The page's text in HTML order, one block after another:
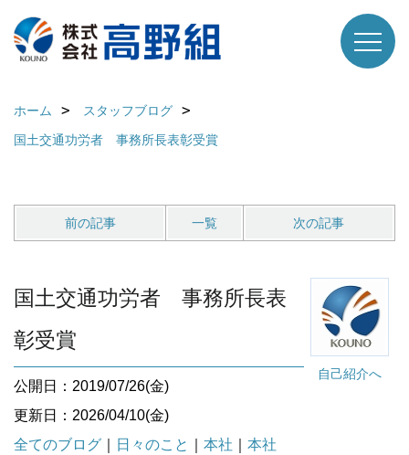
ホーム
スタッフブログ
国土交通功労者 事務所長表彰受賞
前の記事 一覧 次の記事
自己紹介へ
国土交通功労者 事務所長表
彰受賞
公開日：2019/07/26(金)
更新日：2026/04/10(金)
全てのブログ
日々のこと 本社 本社